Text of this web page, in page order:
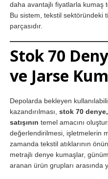
daha avantajlı fiyatlarla kumaş
Bu sistem, tekstil sektöründeki
parçasıdır.
Stok 70
ve Jarse
Depolarda bekleyen
kazandırılması, stok 70
satışının temel amacını
değerlendirilmesi, işletmelerin
zamanda tekstil atıklarının
metrajlı denye kumaşlar,
aranan ürün grupları arasında